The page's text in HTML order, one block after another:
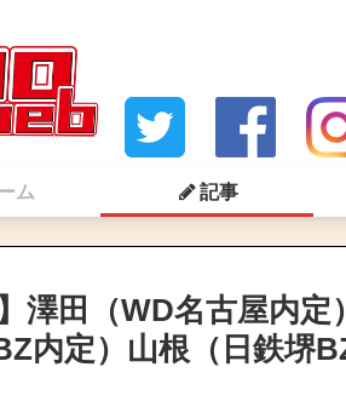
ム 記事
澤田（WD名古屋内
内定）山根（日鉄堺